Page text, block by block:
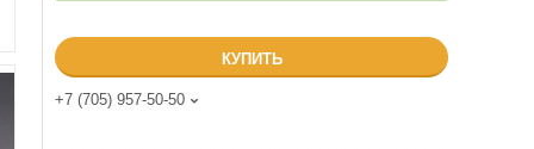
КУПИТЬ
+7 (705) 957-50-50